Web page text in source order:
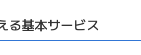
る基本サービス